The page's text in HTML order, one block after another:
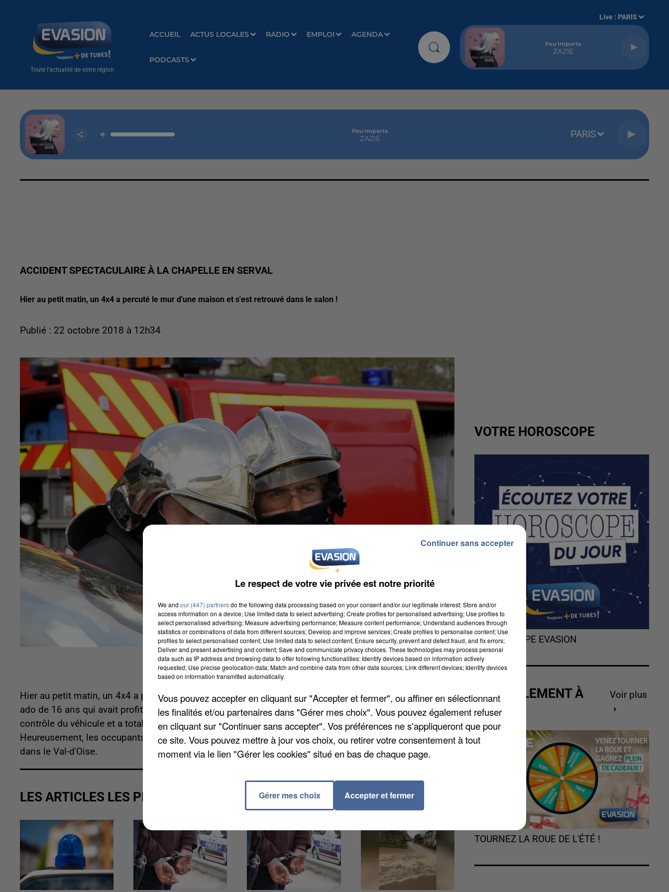
Toute l'actualité de votre région
ACCUEIL ACTUS LOCALES RADIO EMPLOI AGENDA
PODCASTS
Live : PARIS
Peu Importe
ZAZIE
Peu Importe
ZAZIE PARIS
ACCIDENT SPECTACULAIRE À LA CHAPELLE EN SERVAL
Hier au petit matin, un 4x4 a percuté le mur d'une maison et s'est retrouvé dans le salon !
Publié : 22 octobre 2018 à 12h34
Hier au petit matin, un 4x4 a percuté le mur d'une maison et s'est retrouvé dans le salon ! Au volant, un
ado de 16 ans qui avait profité de l'absence de ses parents pour prendre la voiture. Il a perdu le
contrôle du véhicule et a totalement détruit la façade de l'habitation. La vitesse serait en cause.
Heureusement, les occupants dormaient à l'étage. Le dossier sera traité par le parquet de Pontoise
dans le Val-d'Oise.
LES ARTICLES LES PLUS VUS
VOTRE HOROSCOPE
L'HOROSCOPE EVASION
ACTUELLEMENT À
GAGNER
Voir plus
TOURNEZ LA ROUE DE L'ÉTÉ !
Le respect de votre vie privée est notre priorité
We and our (447) partnersdo the following data processing based on your consent and/or our legitimate interest: Store and/or
access information on a device; Use limited data to select advertising; Create profiles for personalised advertising; Use profiles to
select personalised advertising; Measure advertising performance; Measure content performance; Understand audiences through
statistics or combinations of data from different sources; Develop and improve services; Create profiles to personalise content; Use
profiles to select personalised content; Use limited data to select content; Ensure security, prevent and detect fraud, and fix errors;
Deliver and present advertising and content; Save and communicate privacy choices. These technologies may process personal
data such as IP address and browsing data to offer following functionalities: Identify devices based on information actively
requested; Use precise geolocation data; Match and combine data from other data sources; Link different devices; Identify devices
based on information transmitted automatically.
Vous pouvez accepter en cliquant sur "Accepter et fermer", ou affiner en sélectionnant
les finalités et/ou partenaires dans "Gérer mes choix". Vous pouvez également refuser
en cliquant sur "Continuer sans accepter". Vos préférences ne s'appliqueront que pour
ce site. Vous pouvez mettre à jour vos choix, ou retirer votre consentement à tout
moment via le lien "Gérer les cookies" situé en bas de chaque page.
Gérer mes choix Accepter et fermer
Continuer sans accepter